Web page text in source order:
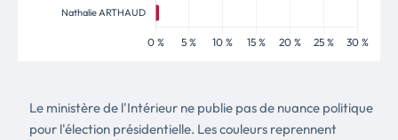
Le ministère de l'Intérieur ne publie pas de nuance politique
pour l'élection présidentielle. Les couleurs reprennent